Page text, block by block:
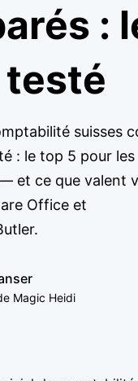
:
suisses
: le top 5 pour les
et ce que valent
Office et
Magic Heidi